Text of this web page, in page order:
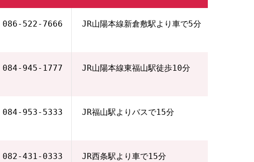
086‐522‐7666 JR山陽本線新倉敷駅より車で5分
084‐945‐1777 JR山陽本線東福山駅徒歩10分
084‐953‐5333 JR福山駅よりバスで15分
082‐431‐0333 JR西条駅より車で15分